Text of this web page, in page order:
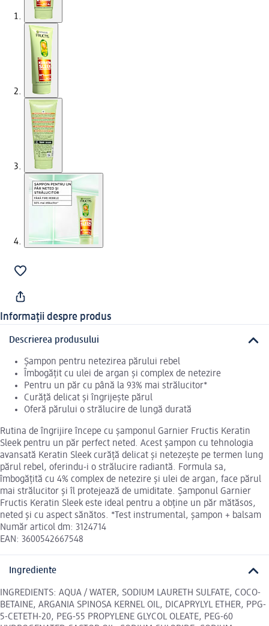
Informații despre produs
Descrierea produsului
Șampon pentru netezirea părului rebel
Îmbogățit cu ulei de argan și complex de netezire
Pentru un păr cu până la 93% mai strălucitor*
Curăță delicat și îngrijește părul
Oferă părului o strălucire de lungă durată
Rutina de îngrijire începe cu șamponul Garnier Fructis Keratin
Sleek pentru un păr perfect neted. Acest șampon cu tehnologia
avansată Keratin Sleek curăță delicat și netezește pe termen lung
părul rebel, oferindu-i o strălucire radiantă. Formula sa,
îmbogățită cu 4% complex de netezire și ulei de argan, face părul
mai strălucitor și îl protejează de umiditate. Șamponul Garnier
Fructis Keratin Sleek este ideal pentru a obține un păr mătăsos,
neted și cu aspect sănătos. *Test instrumental, șampon + balsam
Număr articol dm: 3124714
EAN: 3600542667548
Ingrediente
INGREDIENTS: AQUA / WATER, SODIUM LAURETH SULFATE, COCO-
BETAINE, ARGANIA SPINOSA KERNEL OIL, DICAPRYLYL ETHER, PPG-
5-CETETH-20, PEG-55 PROPYLENE GLYCOL OLEATE, PEG-60